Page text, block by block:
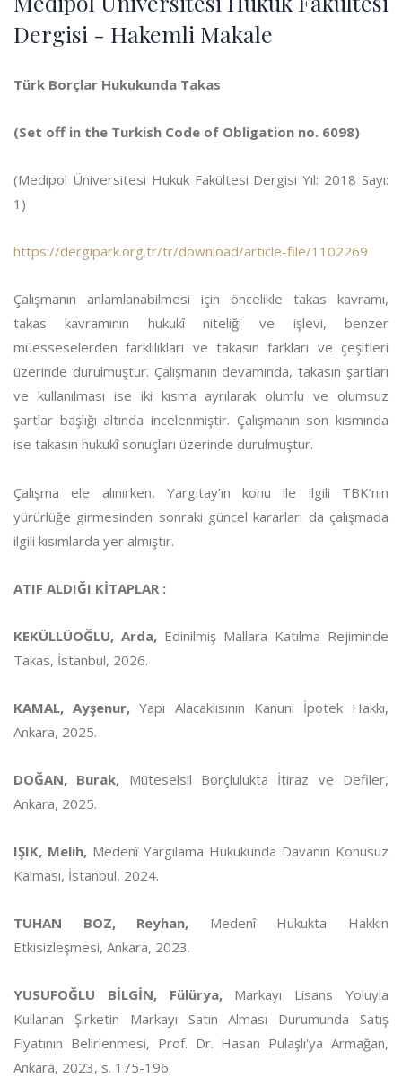
Dergisi - Hakemli Makale
Türk Borçlar Hukukunda Takas
(Set off in the Turkish Code of Obligation no. 6098)
(Medipol Üniversitesi Hukuk Fakültesi Dergisi Yıl: 2018 Sayı:
1)
https://dergipark.org.tr/tr/download/article-file/1102269
Çalışmanın anlamlanabilmesi için öncelikle takas kavramı,
takas kavramının hukukî niteliği ve işlevi, benzer
müesseselerden farklılıkları ve takasın farkları ve çeşitleri
üzerinde durulmuştur. Çalışmanın devamında, takasın şartları
ve kullanılması ise iki kısma ayrılarak olumlu ve olumsuz
şartlar başlığı altında incelenmiştir. Çalışmanın son kısmında
ise takasın hukukî sonuçları üzerinde durulmuştur.
Çalışma ele alınırken, Yargıtay’ın konu ile ilgili TBK’nın
yürürlüğe girmesinden sonraki güncel kararları da çalışmada
ilgili kısımlarda yer almıştır.
ATIF ALDIĞI KİTAPLAR :
KEKÜLLÜOĞLU, Arda, Edinilmiş Mallara Katılma Rejiminde
Takas, İstanbul, 2026.
KAMAL, Ayşenur,Yapı Alacaklısının Kanuni İpotek Hakkı,
Ankara, 2025.
DOĞAN, Burak, Müteselsil Borçlulukta İtiraz ve Defiler,
Ankara, 2025.
IŞIK, Melih, Medenî Yargılama Hukukunda Davanın Konusuz
Kalması, İstanbul, 2024.
TUHAN BOZ, Reyhan, Medenî Hukukta Hakkın
Etkisizleşmesi, Ankara, 2023.
YUSUFOĞLU BİLGİN, Fülürya,Markayı Lisans Yoluyla
Kullanan Şirketin Markayı Satın Alması Durumunda Satış
Fiyatının Belirlenmesi, Prof. Dr. Hasan Pulaşlı'ya Armağan,
Ankara, 2023, s. 175-196.